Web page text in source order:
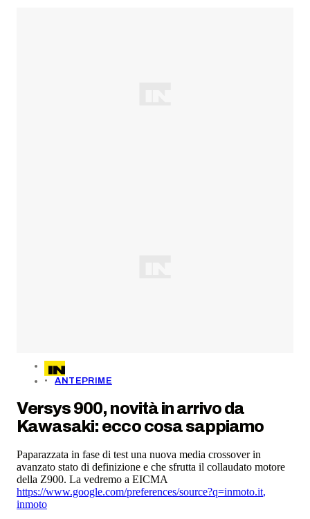
ANTEPRIME
Versys 900, novità in arrivo da
Kawasaki: ecco cosa sappiamo
Paparazzata in fase di test una nuova media crossover in
avanzato stato di definizione e che sfrutta il collaudato motore
della Z900. La vedremo a EICMA
https://www.google.com/preferences/source?q=inmoto.it,
inmoto